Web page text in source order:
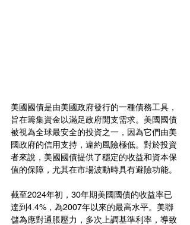
美國國債是由美國政府發行的一種債務工具，
旨在籌集資金以滿足政府開支需求。美國國債
被視為全球最安全的投資之一，因為它們由美
國政府的信用支持，違約風險極低。對於投資
者來說，美國國債提供了穩定的收益和資本保
值的保障，尤其在市場波動時具有避險功能。
截至2024年初，30年期美國國債的收益率已
達到4.4%，為2007年以來的最高水平。美聯
儲為應對通脹壓力，多次上調基準利率，導致